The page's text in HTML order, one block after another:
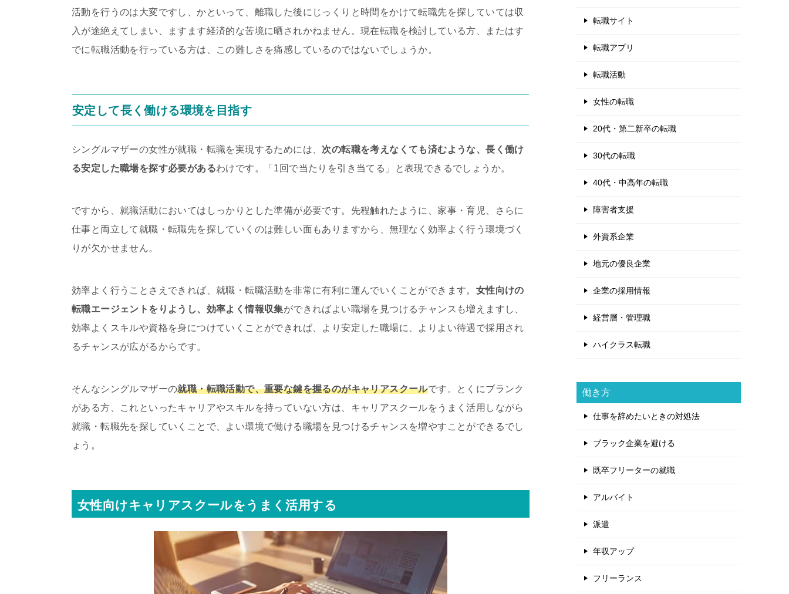
活動を行うのは大変ですし、かといって、離職した後にじっくりと時間をかけて転職先を探していては収
入が途絶えてしまい、ますます経済的な苦境に晒されかねません。現在転職を検討している方、またはす
でに転職活動を行っている方は、この難しさを痛感しているのではないでしょうか。
安定して長く働ける環境を目指す
シングルマザーの女性が就職・転職を実現するためには、 次の転職を考えなくても済むような、長く働け
る安定した職場を探す必要があるわけです。「1回で当たりを引き当てる」と表現できるでしょうか。
ですから、就職活動においてはしっかりとした準備が必要です。先程触れたように、家事・育児、さらに
仕事と両立して就職・転職先を探していくのは難しい面もありますから、無理なく効率よく行う環境づく
りが欠かせません。
効率よく行うことさえできれば、就職・転職活動を非常に有利に運んでいくことができます。 女性向けの
転職エージェントをりようし、効率よく情報収集ができればよい職場を見つけるチャンスも増えますし、
効率よくスキルや資格を身につけていくことができれば、より安定した職場に、よりよい待遇で採用され
るチャンスが広がるからです。
そんなシングルマザーの就職・転職活動で、重要な鍵を握るのがキャリアスクールです。とくにブランク
がある方、これといったキャリアやスキルを持っていない方は、キャリアスクールをうまく活用しながら
就職・転職先を探していくことで、よい環境で働ける職場を見つけるチャンスを増やすことができるでし
ょう。
女性向けキャリアスクールをうまく活用する
転職サイト
転職アプリ
転職活動
女性の転職
20代・第二新卒の転職
30代の転職
40代・中高年の転職
障害者支援
外資系企業
地元の優良企業
企業の採用情報
経営層・管理職
ハイクラス転職
働き方
仕事を辞めたいときの対処法
ブラック企業を避ける
既卒フリーターの就職
アルバイト
派遣
年収アップ
フリーランス